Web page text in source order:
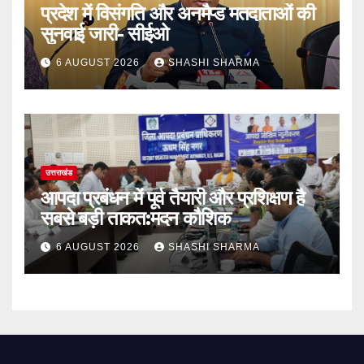
प्रदेश में विसंगति और अनमैप्ड मतदाताओं की
सुनवाई जारी- सीईओ
6 AUGUST 2026 SHASHI SHARMA
उत्तराखंड
आपदा प्रबंधन में पूर्व तैयारी और प्रशिक्षण है
सबसे बड़ी ताकत:मदन कौशिक
6 AUGUST 2026 SHASHI SHARMA